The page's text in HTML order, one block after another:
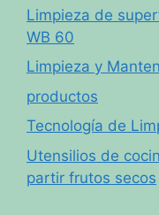
Limpieza de
WB 60
Limpieza y
productos
Tecnología de
Utensilios de
partir frutos secos